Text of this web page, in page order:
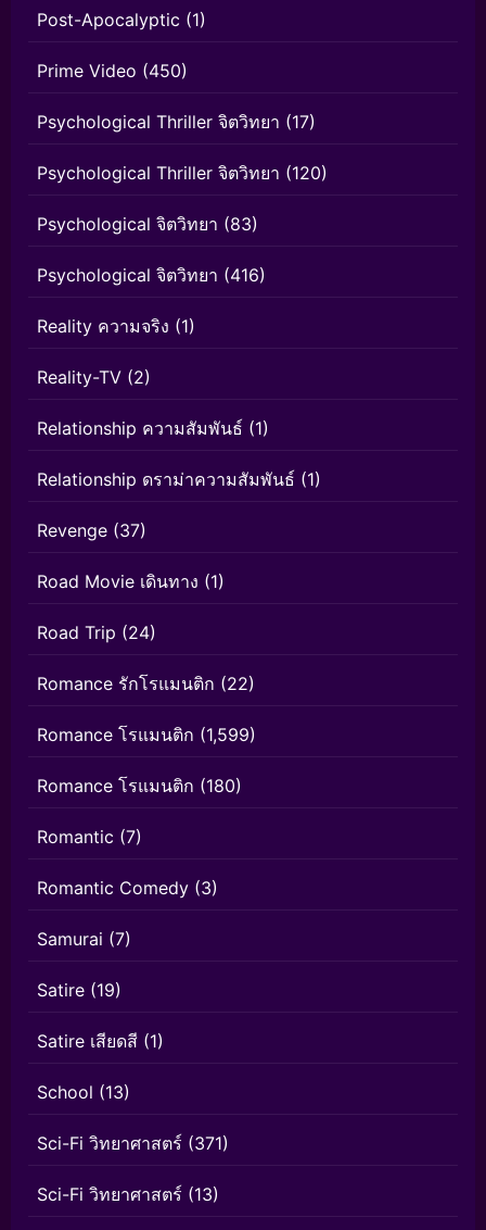
Post-Apocalyptic (1)
Prime Video (450)
Psychological Thriller จิตวิทยา (17)
Psychological Thriller จิตวิทยา (120)
Psychological จิตวิทยา (83)
Psychological จิตวิทยา (416)
Reality ความจริง (1)
Reality-TV (2)
Relationship ความสัมพันธ์ (1)
Relationship ดราม่าความสัมพันธ์ (1)
Revenge (37)
Road Movie เดินทาง (1)
Road Trip (24)
Romance รักโรแมนติก (22)
Romance โรแมนติก (1,599)
Romance โรแมนติก (180)
Romantic (7)
Romantic Comedy (3)
Samurai (7)
Satire (19)
Satire เสียดสี (1)
School (13)
Sci-Fi วิทยาศาสตร์ (371)
Sci-Fi วิทยาศาสตร์ (13)